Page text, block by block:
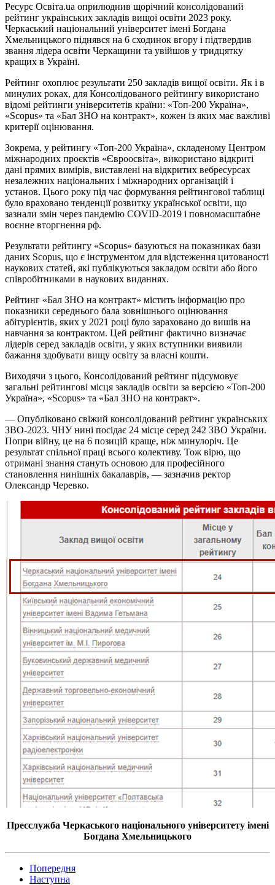
Ресурс Освіта.ua оприлюднив щорічний консолідований
рейтинг українських закладів вищої освіти 2023 року.
Черкаський національний університет імені Богдана
Хмельницького піднявся на 6 сходинок вгору і підтвердив
звання лідера освіти Черкащини та увійшов у тридцятку
кращих в Україні.
Рейтинг охоплює результати 250 закладів вищої освіти. Як і в
минулих роках, для Консолідованого рейтингу використано
відомі рейтинги університетів країни: «Топ-200 Україна»,
«Scopus» та «Бал ЗНО на контракт», кожен із яких має важливі
критерії оцінювання.
Зокрема, у рейтингу «Топ-200 Україна», складеному Центром
міжнародних проєктів «Євроосвіта», використано відкриті
дані прямих вимірів, виставлені на відкритих вебресурсах
незалежних національних і міжнародних організацій і
установ. Цього року під час формування рейтингової таблиці
було враховано тенденції розвитку української освіти, що
зазнали змін через пандемію COVID-2019 і повномасштабне
воєнне вторгнення рф.
Результати рейтингу «Scopus» базуються на показниках бази
даних Scopus, що є інструментом для відстеження цитованості
наукових статей, які публікуються закладом освіти або його
співробітниками в наукових виданнях.
Рейтинг «Бал ЗНО на контракт» містить інформацію про
показники середнього бала зовнішнього оцінювання
абітурієнтів, яких у 2021 році було зараховано до вишів на
навчання за контрактом. Цей рейтинг фактично визначає
лідерів серед закладів освіти, у яких вступники виявили
бажання здобувати вищу освіту за власні кошти.
Виходячи з цього, Консолідований рейтинг підсумовує
загальні рейтингові місця закладів освіти за версією «Топ-200
Україна», «Scopus» та «Бал ЗНО на контракт».
— Опубліковано свіжий консолідований рейтинг українських
ЗВО-2023. ЧНУ нині посідає 24 місце серед 242 ЗВО України.
Попри війну, це на 6 позицій краще, ніж минулоріч. Це
результат спільної праці всього колективу. Тож вірю, що
отримані знання стануть основою для професійного
становлення нинішніх бакалаврів, — зазначив ректор
Олександр Черевко.
Пресслужба Черкаського національного університету імені
Богдана Хмельницького
Попередня
Наступна